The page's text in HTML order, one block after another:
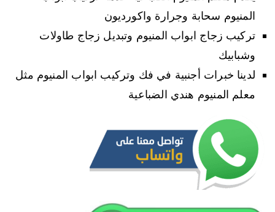
المنيوم سحابة وجرارة واكورديون
تركيب زجاج ابواب المنيوم وتبديل زجاج طاولات
وشبابيك
لدينا خبرات أجنبية في فك وتركيب ابواب المنيوم مثل
معلم المنيوم هندي الضباعية